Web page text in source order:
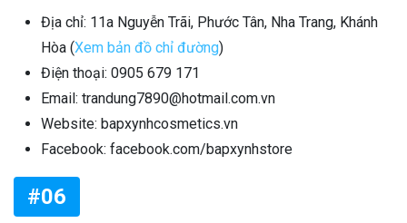
Địa chỉ: 11a Nguyễn Trãi, Phước Tân, Nha Trang, Khánh
Hòa (Xem bản đồ chỉ đường)
Điện thoại: 0905 679 171
Email: trandung7890@hotmail.com.vn
Website: bapxynhcosmetics.vn
Facebook: facebook.com/bapxynhstore
#06